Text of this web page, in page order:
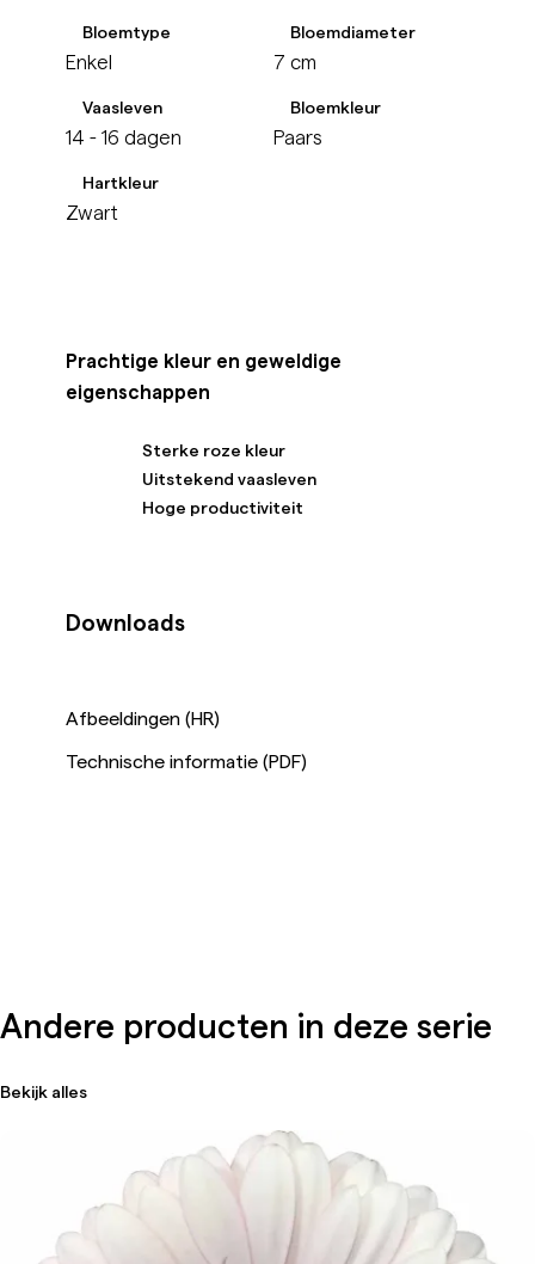
Bloemtype
Enkel
Bloemdiameter
7 cm
Vaasleven
14 - 16 dagen
Bloemkleur
Paars
Hartkleur
Zwart
Prachtige kleur en geweldige
eigenschappen
Sterke roze kleur
Uitstekend vaasleven
Hoge productiviteit
Downloads
Afbeeldingen (HR)
Technische informatie (PDF)
Andere producten in deze serie
Bekijk alles